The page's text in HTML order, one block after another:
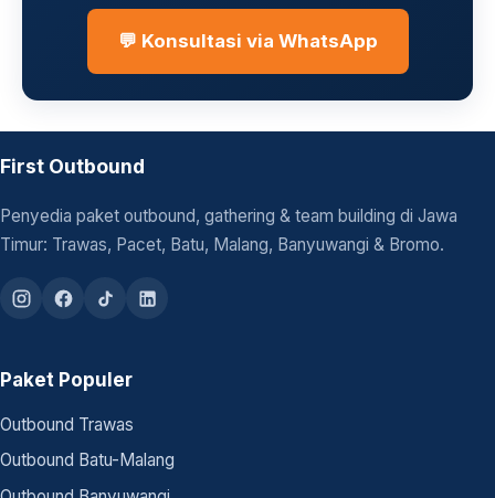
💬 Konsultasi via WhatsApp
First Outbound
Penyedia paket outbound, gathering & team building di Jawa
Timur: Trawas, Pacet, Batu, Malang, Banyuwangi & Bromo.
Paket Populer
Outbound Trawas
Outbound Batu-Malang